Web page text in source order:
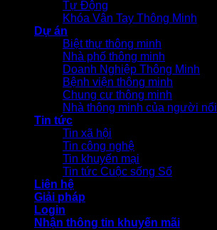
Tự Động
Khóa Vân Tay Thông Minh
Dự án
Biệt thự thông minh
Nhà phố thông minh
Doanh Nghiệp Thông Minh
Bệnh viện thông minh
Chung cư thông minh
Nhà thông minh của người
Tin tức
Tin xã hội
Tin công nghệ
Tin khuyến mại
Tin tức Cuộc sống Số
Liên hệ
Giải pháp
Login
Nhận thông tin khuyến mãi